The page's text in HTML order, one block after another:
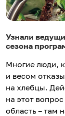
Узнали
сезона
Многие люди,
и весом
на хлебцы.
на этот
область – там